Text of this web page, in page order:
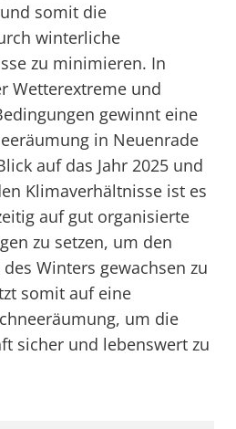
somit die
winterliche
zu minimieren. In
Wetterextreme und
gewinnt eine
in Neuenrade
auf das Jahr 2025 und
Klimaverhältnisse ist es
auf gut organisierte
zu setzen, um den
Winters gewachsen zu
somit auf eine
um die
sicher und lebenswert zu